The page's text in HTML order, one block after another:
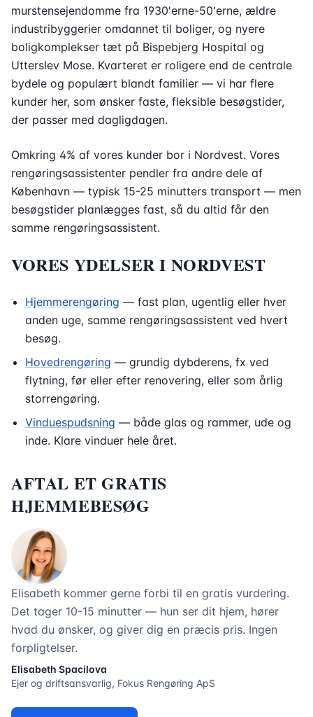
murstensejendomme fra 1930'erne-50'erne, ældre
industribyggerier omdannet til boliger, og nyere
boligkomplekser tæt på Bispebjerg Hospital og
Utterslev Mose. Kvarteret er roligere end de centrale
bydele og populært blandt familier — vi har flere
kunder her, som ønsker faste, fleksible besøgstider,
der passer med dagligdagen.
Omkring 4% af vores kunder bor i Nordvest. Vores
rengøringsassistenter pendler fra andre dele af
København — typisk 15-25 minutters transport — men
besøgstider planlægges fast, så du altid får den
samme rengøringsassistent.
VORES YDELSER I NORDVEST
Hjemmerengøring — fast plan, ugentlig eller hver
anden uge, samme rengøringsassistent ved hvert
besøg.
Hovedrengøring — grundig dybderens, fx ved
flytning, før eller efter renovering, eller som årlig
storrengøring.
Vinduespudsning — både glas og rammer, ude og
inde. Klare vinduer hele året.
AFTAL ET GRATIS
HJEMMEBESØG
Elisabeth kommer gerne forbi til en gratis vurdering.
Det tager 10-15 minutter — hun ser dit hjem, hører
hvad du ønsker, og giver dig en præcis pris. Ingen
forpligtelser.
Elisabeth Spacilova
Ejer og driftsansvarlig, Fokus Rengøring ApS